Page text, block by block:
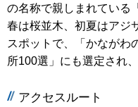
の名称で親しまれている
春は桜並木、初夏はアジ
スポットで、「かながわ
所100選」にも選定され
アクセスルート